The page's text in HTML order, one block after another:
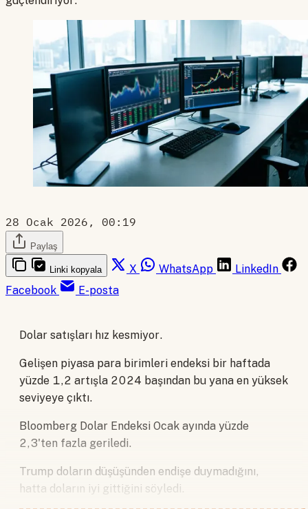
28 Ocak 2026, 00:19
Paylaş
Linki kopyala X WhatsApp
LinkedIn
Facebook
E-posta
Dolar satışları hız kesmiyor.
Gelişen piyasa para birimleri endeksi bir haftada
yüzde 1,2 artışla 2024 başından bu yana en yüksek
seviyeye çıktı.
Bloomberg Dolar Endeksi Ocak ayında yüzde
2,3'ten fazla geriledi.
Trump doların düşüşünden endişe duymadığını,
hatta doların iyi gittiğini söyledi.